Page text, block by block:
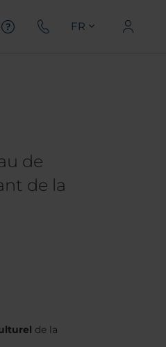
FR
de
de la
de la